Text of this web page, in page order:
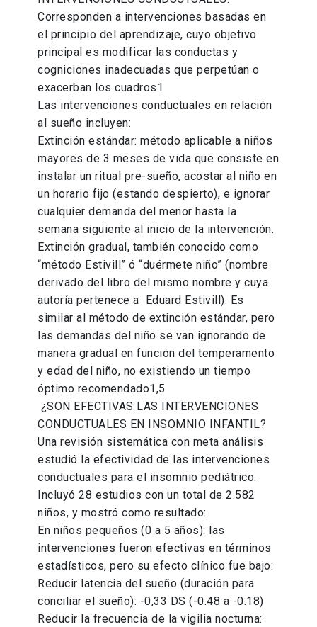
Corresponden a intervenciones basadas en
el principio del aprendizaje, cuyo objetivo
principal es modificar las conductas y
cogniciones inadecuadas que perpetúan o
exacerban los cuadros1
Las intervenciones conductuales en relación
al sueño incluyen:
Extinción estándar: método aplicable a niños
mayores de 3 meses de vida que consiste en
instalar un ritual pre-sueño, acostar al niño en
un horario fijo (estando despierto), e ignorar
cualquier demanda del menor hasta la
semana siguiente al inicio de la intervención.
Extinción gradual, también conocido como
“método Estivill” ó “duérmete niño” (nombre
derivado del libro del mismo nombre y cuya
autoría pertenece a Eduard Estivill). Es
similar al método de extinción estándar, pero
las demandas del niño se van ignorando de
manera gradual en función del temperamento
y edad del niño, no existiendo un tiempo
óptimo recomendado1,5
¿SON EFECTIVAS LAS INTERVENCIONES
CONDUCTUALES EN INSOMNIO INFANTIL?
Una revisión sistemática con meta análisis
estudió la efectividad de las intervenciones
conductuales para el insomnio pediátrico.
Incluyó 28 estudios con un total de 2.582
niños, y mostró como resultado:
En niños pequeños (0 a 5 años): las
intervenciones fueron efectivas en términos
estadísticos, pero su efecto clínico fue bajo:
Reducir latencia del sueño (duración para
conciliar el sueño): -0,33 DS (-0.48 a -0.18)
Reducir la frecuencia de la vigilia nocturna: